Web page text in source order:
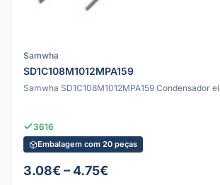
Samwha
SD1C108M1012MPA159
Samwha SD1C108M1012MPA159
3616
Embalagem com 20 peças
3.08€ – 4.75€